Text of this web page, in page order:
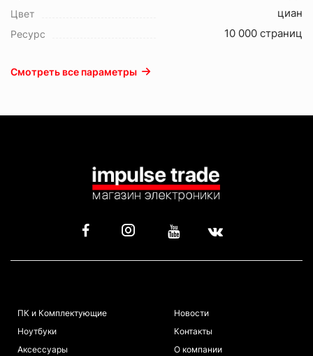
Цвет циан
Ресурс 10 000 страниц
Смотреть все параметры
ПК и Комплектующие
Ноутбуки
Аксессуары
Новости
Контакты
О компании